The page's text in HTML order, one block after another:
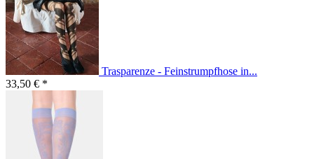
Trasparenze - Feinstrumpfhose in...
33,50 € *